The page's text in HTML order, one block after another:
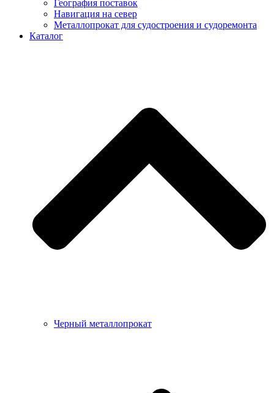
География поставок
Навигация на север
Металлопрокат для судостроения и судоремонта
Каталог
Черный металлопрокат